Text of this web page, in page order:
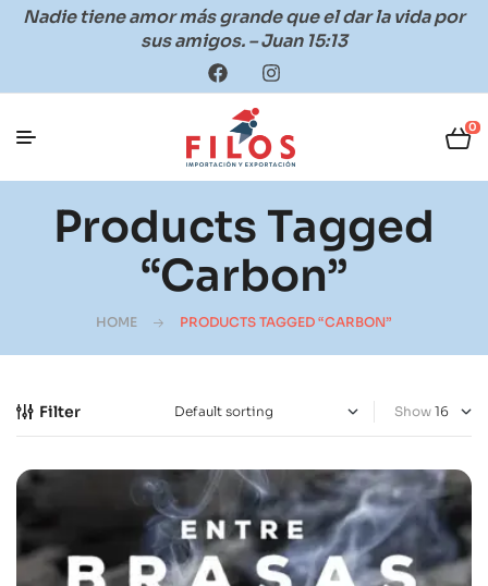
Nadie tiene amor más grande que el dar la vida por
sus amigos. – Juan 15:13
0
Products Tagged
“Carbon”
HOME PRODUCTS TAGGED “CARBON”
Filter Show